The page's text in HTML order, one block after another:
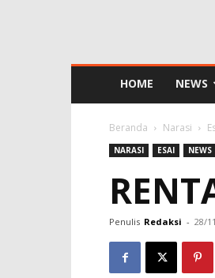
HOME NEWS
Beranda Narasi
NARASI ESAI NEWS
Penulis Redaksi - 28/